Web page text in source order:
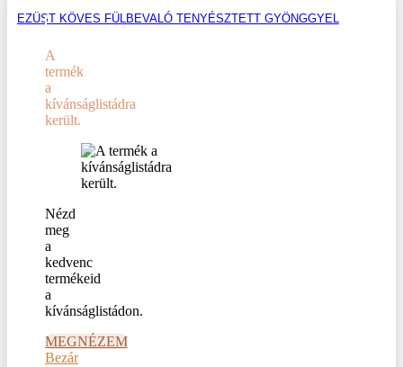
EZÜST KÖVES FÜLBEVALÓ TENYÉSZTETT GYÖNGGYEL
A
termék
a
kívánságlistádra
került.
Nézd
meg
a
kedvenc
termékeid
a
kívánságlistádon.
MEGNÉZEM
Bezár